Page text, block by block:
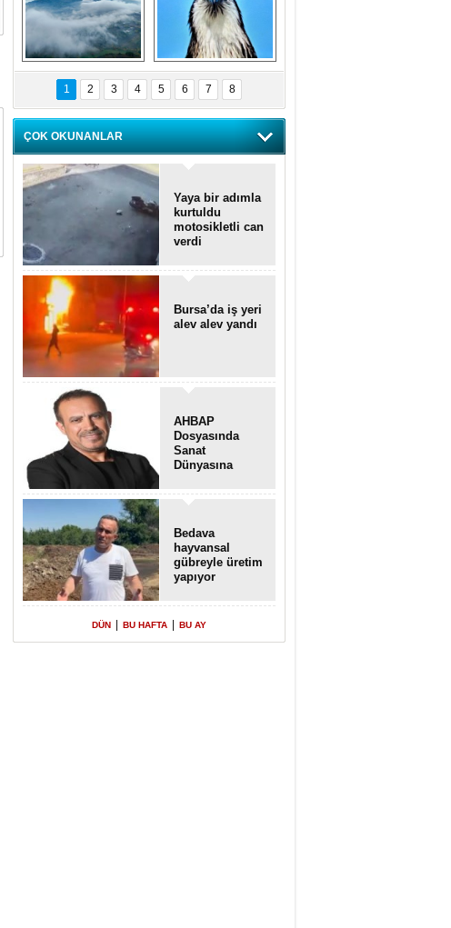
Bursa'dan
büyüleyen
fotoğraflar
Balık Kartalı
Bursa’da
görüntülendi
1 2 3 4 5 6 7 8
ÇOK OKUNANLAR
Yaya bir adımla
kurtuldu
motosikletli can
verdi
Bursa’da iş yeri
alev alev yandı
AHBAP
Dosyasında
Sanat
Dünyasına
Transferler
Bedava
hayvansal
gübreyle üretim
yapıyor
DÜN BU HAFTA BU AY